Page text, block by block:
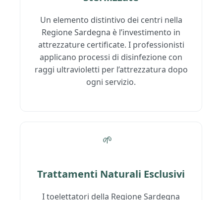
Un elemento distintivo dei centri nella
Regione Sardegna è l’investimento in
attrezzature certificate. I professionisti
applicano processi di disinfezione con
raggi ultravioletti per l’attrezzatura dopo
ogni servizio.
🌱
Trattamenti Naturali Esclusivi
I toelettatori della Regione Sardegna